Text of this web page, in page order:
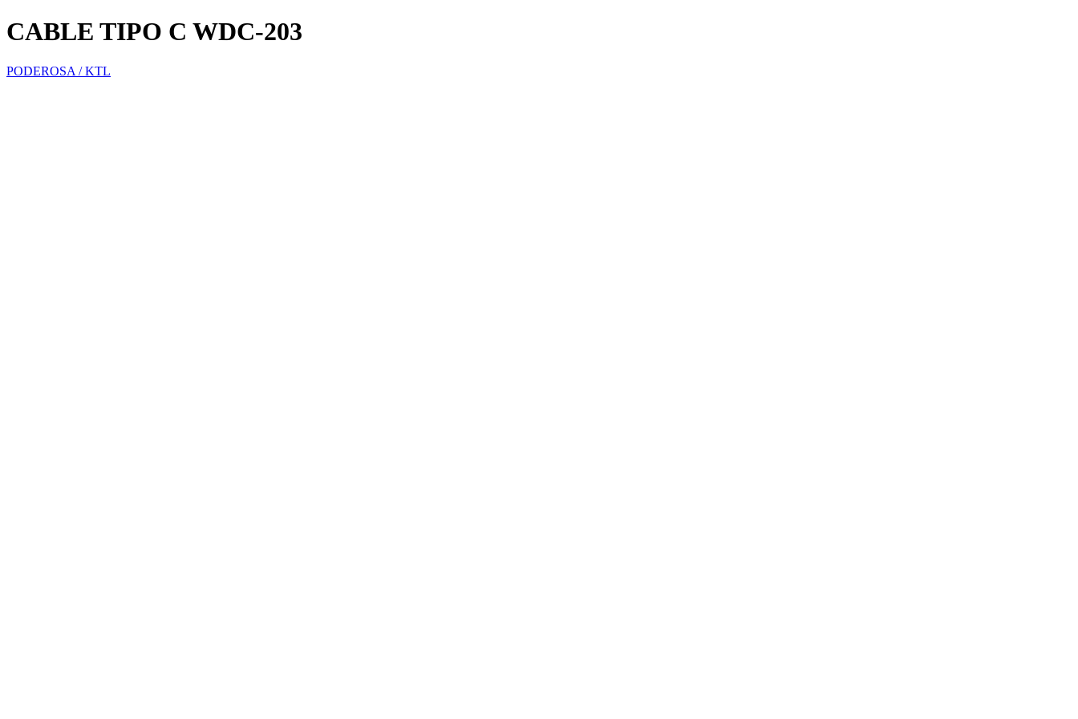
CABLE TIPO C WDC-203
PODEROSA / KTL